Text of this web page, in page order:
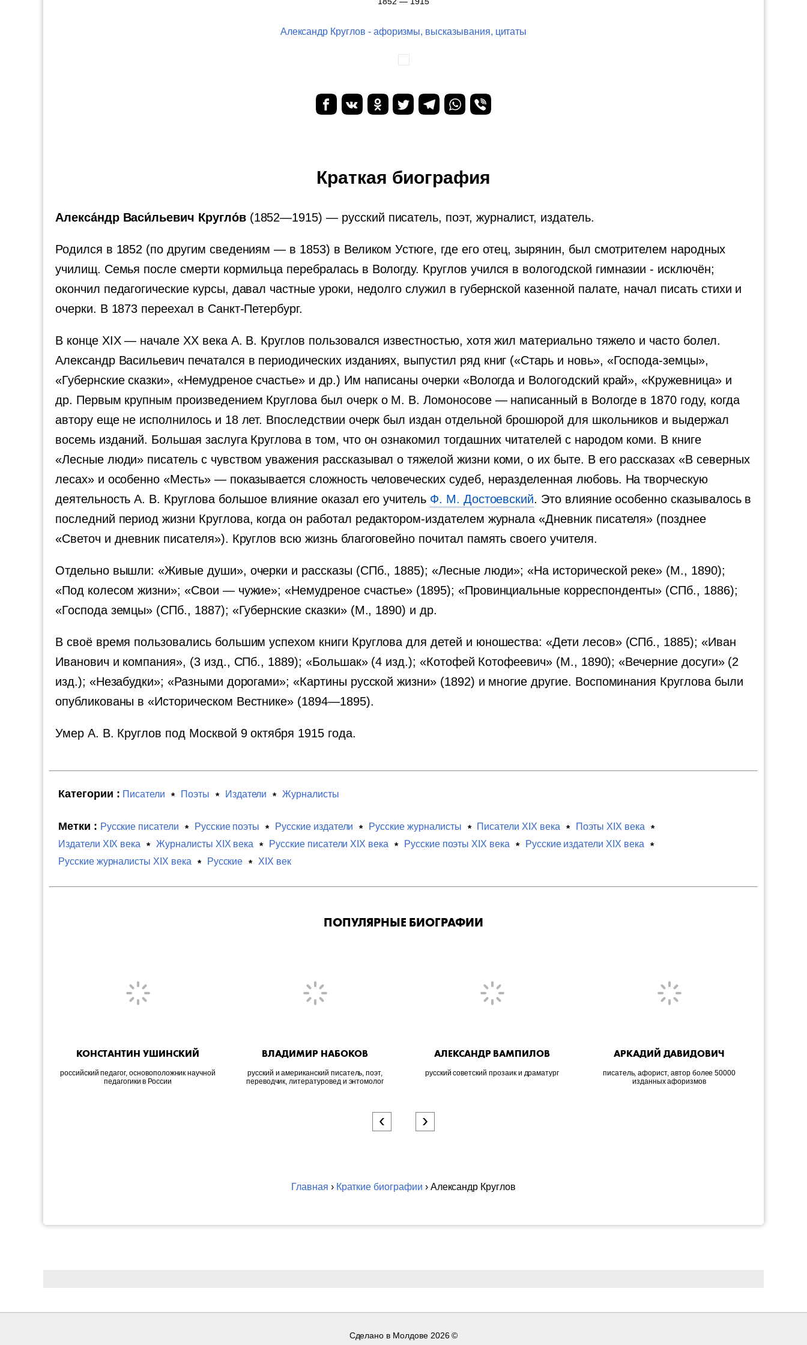
Александр Круглов - афоризмы, высказывания, цитаты
Краткая биография
Алекса́ндр Васи́льевич Кругло́в(1852—1915) — русский писатель, поэт, журналист, издатель.
Родился в 1852 (по другим сведениям — в 1853) в Великом Устюге, где его отец, зырянин, был смотрителем народных
училищ. Семья после смерти кормильца перебралась в Вологду. Круглов учился в вологодской гимназии - исключён;
окончил педагогические курсы, давал частные уроки, недолго служил в губернской казенной палате, начал писать стихи и
очерки. В 1873 переехал в Санкт-Петербург.
В конце XIX — начале XX века А. В. Круглов пользовался известностью, хотя жил материально тяжело и часто болел.
Александр Васильевич печатался в периодических изданиях, выпустил ряд книг («Старь и новь», «Господа-земцы»,
«Губернские сказки», «Немудреное счастье» и др.) Им написаны очерки «Вологда и Вологодский край», «Кружевница» и
др. Первым крупным произведением Круглова был очерк о М. В. Ломоносове — написанный в Вологде в 1870 году, когда
автору еще не исполнилось и 18 лет. Впоследствии очерк был издан отдельной брошюрой для школьников и выдержал
восемь изданий. Большая заслуга Круглова в том, что он ознакомил тогдашних читателей с народом коми. В книге
«Лесные люди» писатель с чувством уважения рассказывал о тяжелой жизни коми, о их быте. В его рассказах «В северных
лесах» и особенно «Месть» — показывается сложность человеческих судеб, неразделенная любовь. На творческую
деятельность А. В. Круглова большое влияние оказал его учитель Ф. М. Достоевский. Это влияние особенно сказывалось в
последний период жизни Круглова, когда он работал редактором-издателем журнала «Дневник писателя» (позднее
«Светоч и дневник писателя»). Круглов всю жизнь благоговейно почитал память своего учителя.
Отдельно вышли: «Живые души», очерки и рассказы (СПб., 1885); «Лесные люди»; «На исторической реке» (М., 1890);
«Под колесом жизни»; «Свои — чужие»; «Немудреное счастье» (1895); «Провинциальные корреспонденты» (СПб., 1886);
«Господа земцы» (СПб., 1887); «Губернские сказки» (М., 1890) и др.
В своё время пользовались большим успехом книги Круглова для детей и юношества: «Дети лесов» (СПб., 1885); «Иван
Иванович и компания», (3 изд., СПб., 1889); «Большак» (4 изд.); «Котофей Котофеевич» (М., 1890); «Вечерние досуги» (2
изд.); «Незабудки»; «Разными дорогами»; «Картины русской жизни» (1892) и многие другие. Воспоминания Круглова были
опубликованы в «Историческом Вестнике» (1894—1895).
Умер А. В. Круглов под Москвой 9 октября 1915 года.
Категории : Писатели Поэты Издатели Журналисты
Метки : Русские писатели Русские поэты Русские издатели Русские журналисты Писатели XIX века
Поэты XIX века
Издатели XIX века
Журналисты XIX века Русские писатели XIX века Русские поэты XIX века
Русские издатели XIX века
Русские журналисты XIX века
Русские XIX век
ПОПУЛЯРНЫЕ БИОГРАФИИ
КОНСТАНТИН УШИНСКИЙ
российский педагог, основоположник научной
педагогики в России
ВЛАДИМИР НАБОКОВ
русский и американский писатель, поэт,
переводчик, литературовед и энтомолог
АЛЕКСАНДР ВАМПИЛОВ
русский советский прозаик и драматург
АРКАДИЙ ДАВИДОВИЧ
писатель, афорист, автор более 50000
изданных афоризмов
‹ ›
Главная › Краткие биографии › Александр Круглов
Сделано в Молдове2026 ©